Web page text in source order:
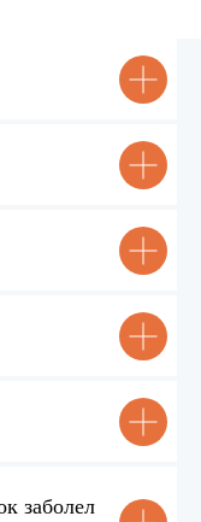
заболел